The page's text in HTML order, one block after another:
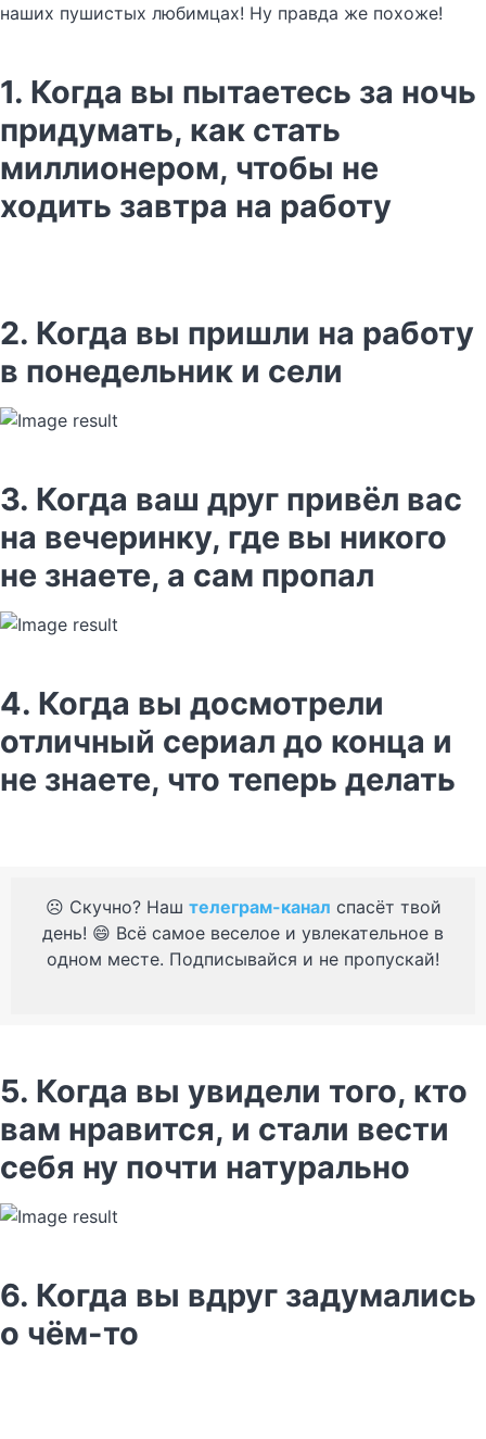
наших пушистых любимцах! Ну правда же похоже!
1. Когда вы пытаетесь за ночь
придумать, как стать
миллионером, чтобы не
ходить завтра на работу
2. Когда вы пришли на работу
в понедельник и сели
3. Когда ваш друг привёл вас
на вечеринку, где вы никого
не знаете, а сам пропал
4. Когда вы досмотрели
отличный сериал до конца и
не знаете, что теперь делать
☹️ Скучно? Наш телеграм-канал спасёт твой
день! 😄 Всё самое веселое и увлекательное в
одном месте. Подписывайся и не пропускай!
5. Когда вы увидели того, кто
вам нравится, и стали вести
себя ну почти натурально
6. Когда вы вдруг задумались
о чём-то